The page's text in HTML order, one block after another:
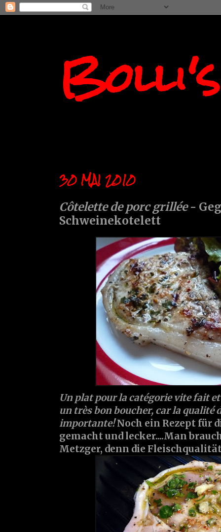
30 MAI 2010
Côtelette de porc grillée-
Schweinekotelett
Un plat pour la catégorie vite fait
un très bon boucher, car la qualité
importante!Noch ein Rezept für
gemacht und lecker....Man
Metzger, denn die